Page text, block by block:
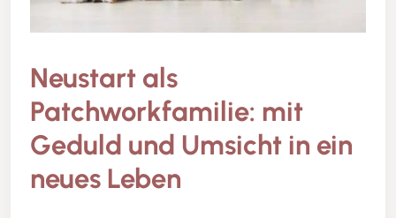
Neustart als
Patchworkfamilie: mit
Geduld und Umsicht in ein
neues Leben